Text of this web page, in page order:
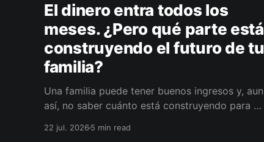
El dinero entra todos los
meses. ¿Pero qué parte está
construyendo el futuro de tu
familia?
Una familia puede tener buenos ingresos y, aun
así, no saber cuánto está construyendo para el
más, sino en darle a cada parte del ingreso un
22 jul. 20265 min read